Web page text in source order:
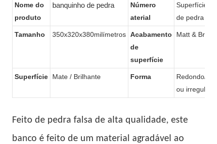
kkr-stool-e
Nome do
produto
banquinho de pedra
Número
aterial
Superfície
de pedra
Tamanho 350x320x380milímetros Acabamento
de
superfície
Matt &
Superfície Mate / Brilhante Forma
Redondo/
ou irregular
Feito de pedra falsa de alta qualidade, este
banco é feito de um material agradável ao